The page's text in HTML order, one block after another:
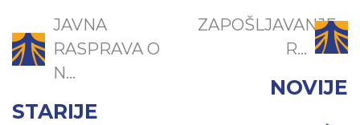
JAVNA
RASPRAVA O
N...
STARIJE
ZAPOŠLJAVANJE
R...
NOVIJE